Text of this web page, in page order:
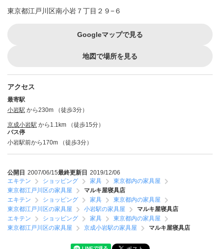
東京都江戸川区南小岩７丁目２９−６
Googleマップで見る
地図で場所を見る
アクセス
最寄駅
小岩駅 から230m （徒歩3分）
京成小岩駅 から1.1km （徒歩15分）
バス停
小岩駅前から170m （徒歩3分）
公開日 2007/06/15最終更新日 2019/12/06
エキテン
ショッピング 家具
東京都内の家具屋
東京都江戸川区の家具屋
マルキ屋寝具店
エキテン
ショッピング 家具
東京都内の家具屋
東京都江戸川区の家具屋
小岩駅の家具屋
マルキ屋寝具店
エキテン
ショッピング 家具
東京都内の家具屋
東京都江戸川区の家具屋
京成小岩駅の家具屋 マルキ屋寝具店